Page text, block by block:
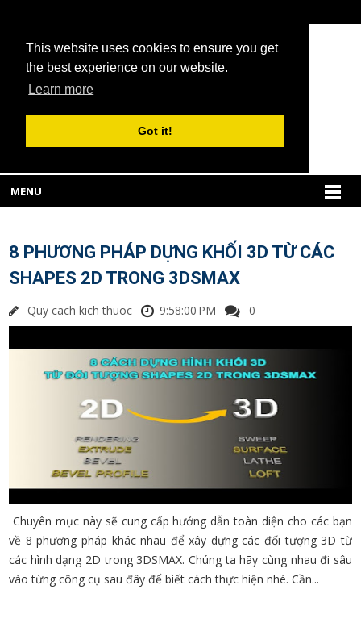
This website uses cookies to ensure you get
the best experience on our website.
Learn more
Got it!
MENU
8 PHƯƠNG PHÁP DỰNG KHỐI 3D TỪ CÁC
SHAPES 2D TRONG 3DSMAX
Quy cach kich thuoc 9:58:00 PM 0
Chuyên mục này sẽ cung cấp hướng dẫn toàn diện cho các bạn
về 8 phương pháp khác nhau để xây dựng các đối tượng 3D từ
các hình dạng 2D trong 3DSMAX. Chúng ta hãy cùng nhau đi sâu
vào từng công cụ sau đây để biết cách thực hiện nhé. Cần...